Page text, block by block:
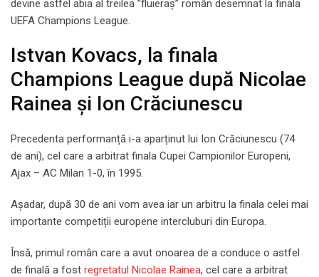
devine astfel abia al treilea ”fluieraș” român desemnat la finala
UEFA Champions League.
Istvan Kovacs, la finala
Champions League după Nicolae
Rainea și Ion Crăciunescu
Precedenta performanță i-a aparținut lui Ion Crăciunescu (74
de ani), cel care a arbitrat finala Cupei Campionilor Europeni,
Ajax – AC Milan 1-0, în 1995.
Așadar, după 30 de ani vom avea iar un arbitru la finala celei mai
importante competiții europene intercluburi din Europa.
Însă, primul român care a avut onoarea de a conduce o astfel
de finală a fost regretatul Nicolae Rainea, cel care a arbitrat